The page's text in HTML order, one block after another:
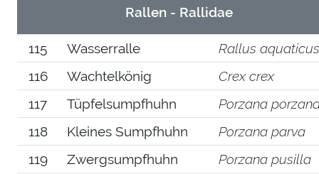
Rallen - Rallidae
115 Wasserralle
Rallus aquaticus
116
Wachtelkönig
Crex crex
117
Tüpfelsumpfhuhn
Porzana
118
Kleines Sumpfhuhn
Porzana parva
119
Zwergsumpfhuhn
Porzana pusilla